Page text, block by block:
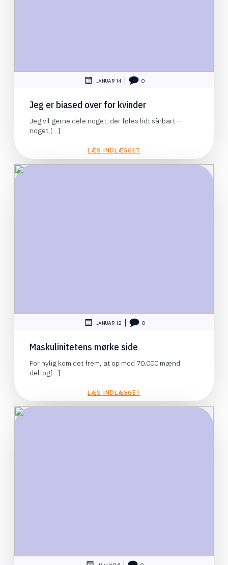
JANUAR 14 0
Jeg er biased over for kvinder
Jeg vil gerne dele noget, der føles lidt sårbart –
noget,[…]
LÆS INDLÆGGET
JANUAR 12 0
Maskulinitetens mørke side
For nylig kom det frem, at op mod 70.000 mænd
deltog[…]
LÆS INDLÆGGET